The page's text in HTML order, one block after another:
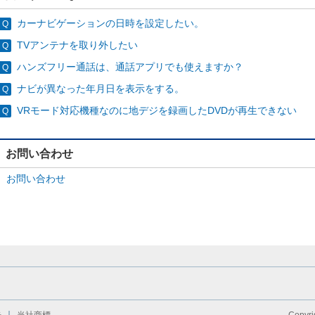
カーナビゲーションの日時を設定したい。
TVアンテナを取り外したい
ハンズフリー通話は、通話アプリでも使えますか？
ナビが異なった年月日を表示をする。
VRモード対応機種なのに地デジを録画したDVDが再生できない
お問い合わせ
お問い合わせ